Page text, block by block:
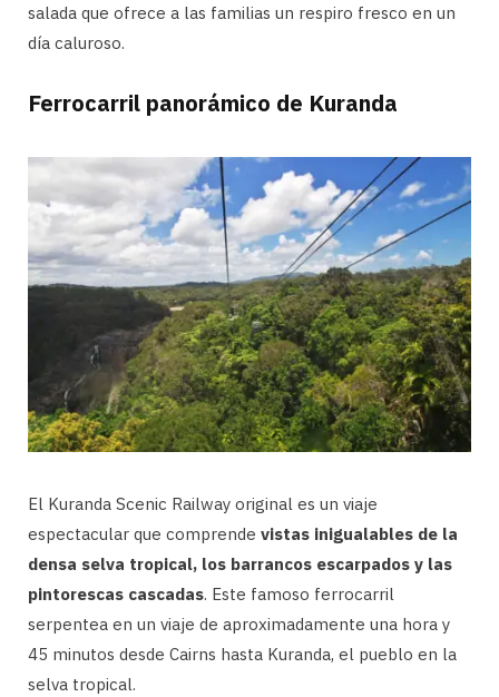
salada que ofrece a las familias un respiro fresco en un
día caluroso.
Ferrocarril panorámico de Kuranda
El Kuranda Scenic Railway original es un viaje
espectacular que comprende vistas inigualables de la
densa selva tropical, los barrancos escarpados y las
pintorescas cascadas. Este famoso ferrocarril
serpentea en un viaje de aproximadamente una hora y
45 minutos desde Cairns hasta Kuranda, el pueblo en la
selva tropical.